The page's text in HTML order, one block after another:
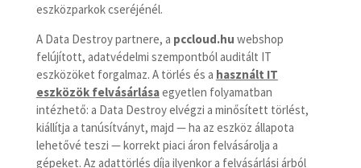
eszközparkok cseréjénél.
A Data Destroy partnere, a pccloud.hu webshop
felújított, adatvédelmi szempontból auditált IT
eszközöket forgalmaz. A törlés és a használt IT
eszközök felvásárlásaegyetlen folyamatban
intézhető: a Data Destroy elvégzi a minősített törlést,
kiállítja a tanúsítványt, majd — ha az eszköz állapota
lehetővé teszi — korrekt piaci áron felvásárolja a
gépeket. Az adattörlés díja ilyenkor a felvásárlási árból